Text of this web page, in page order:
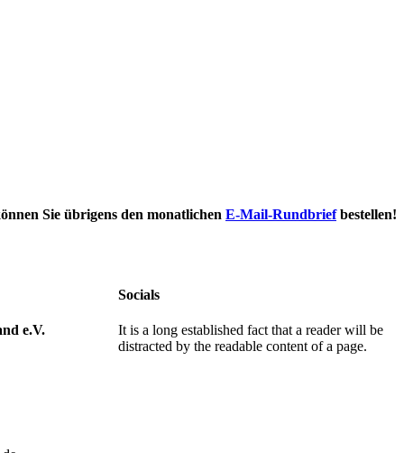
Sie übrigens den monatlichen E-Mail-Rundbriefbestellen!
e.V.
Socials
It is a long established fact that a reader will be
distracted by the readable content of a page.